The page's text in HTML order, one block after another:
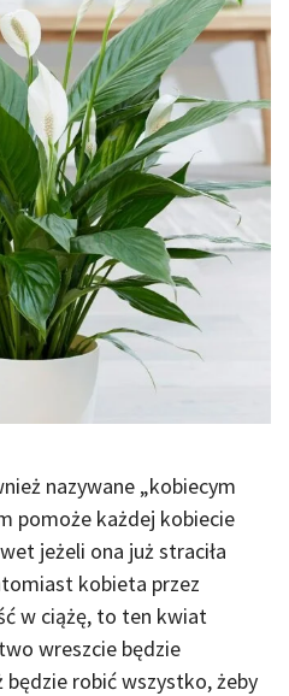
nazywane „kobiecym
pomoże każdej kobiecie
jeżeli ona już straciła
kobieta przez
w ciążę, to ten kwiat
wreszcie będzie
będzie robić wszystko, żeby